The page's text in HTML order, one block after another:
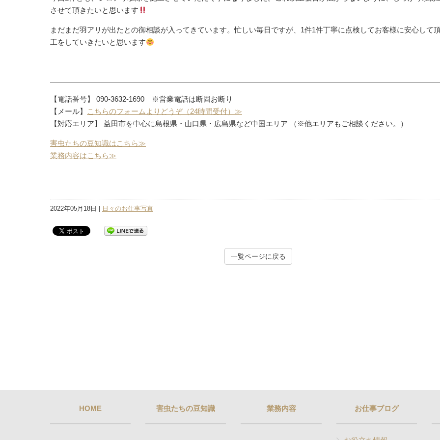
させて頂きたいと思います
まだまだ羽アリが出たとの御相談が入ってきています。忙しい毎日ですが、1件1件丁寧に点検してお客様に安心して
工をしていきたいと思います
【電話番号】 090-3632-1690 ※営業電話は断固お断り
【メール】
こちらのフォームよりどうぞ（24時間受付）≫
【対応エリア】 益田市を中心に島根県・山口県・広島県など中国エリア （※他エリアもご相談ください。）
害虫たちの豆知識はこちら≫
業務内容はこちら≫
2022年05月18日 | 日々のお仕事写真
一覧ページに戻る
HOME 害虫たちの豆知識 業務内容 お仕事ブログ